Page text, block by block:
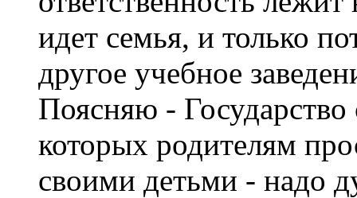
идет семья, и только
другое учебное
Поясняю - Государство
которых родителям
своими детьми - надо